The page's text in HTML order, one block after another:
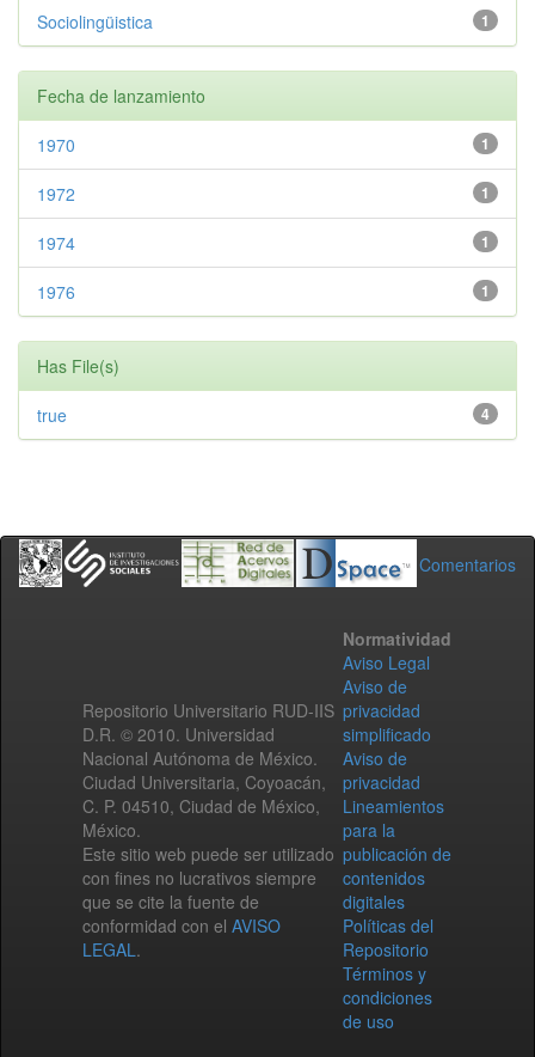
1
Sociolingüistica
Fecha de lanzamiento
1
1970
1
1972
1
1974
1
1976
Has File(s)
4
true
Comentarios
Repositorio Universitario RUD-IIS
D.R. © 2010. Universidad
Nacional Autónoma de México.
Ciudad Universitaria, Coyoacán,
C. P. 04510, Ciudad de México,
México.
Este sitio web puede ser utilizado
con fines no lucrativos siempre
que se cite la fuente de
conformidad con el AVISO
LEGAL.
Normatividad
Aviso Legal
Aviso de
privacidad
simplificado
Aviso de
privacidad
Lineamientos
para la
publicación de
contenidos
digitales
Políticas del
Repositorio
Términos y
condiciones
de uso